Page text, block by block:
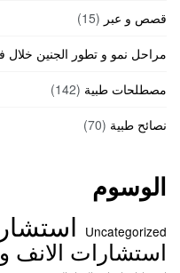
قصص و عبر (15)
مراحل نمو و تطور الجنين خلال
مصطلحات طبية (142)
نصائح طبية (70)
الوسوم
Uncategorized
استشارات الانف